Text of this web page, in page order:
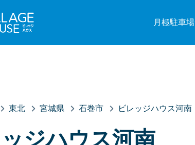
月極駐車場
東北 宮城県 石巻市 ビレッジハウス河南
ジハウス河南